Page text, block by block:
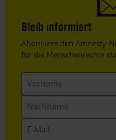
Bleib informiert
Header
Text
Abonniere den Amnesty-
für die Menschenrechte
Mail